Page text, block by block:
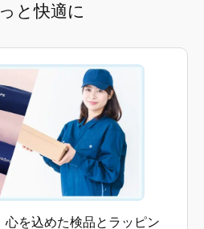
と快適に
心を込めた検品とラッピン